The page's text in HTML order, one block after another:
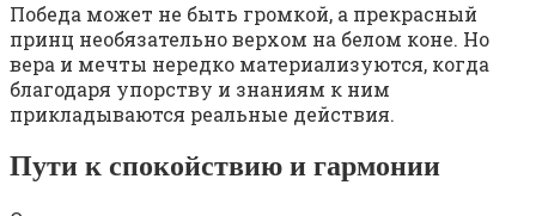
Победа может не быть громкой, а прекрасный
принц необязательно верхом на белом коне. Но
вера и мечты нередко материализуются, когда
благодаря упорству и знаниям к ним
прикладываются реальные действия.
Пути к спокойствию и гармонии